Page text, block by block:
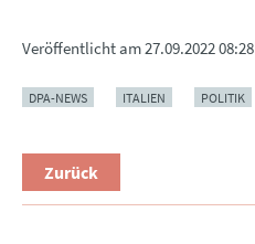
Veröffentlicht am27.09.2022 08:28
DPA-NEWS ITALIEN POLITIK
Zurück